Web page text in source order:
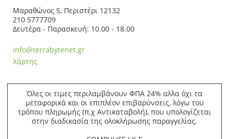
Μαραθώνος 5, Περιστέρι 12132
210 5777709
Δευτέρα - Παρασκευή: 10.00 - 18.00
info@terrabytenet.gr
Χάρτης
Όλες οι τιμες περιλαμβάνουν ΦΠΑ 24% αλλα όχι τα
μεταφορικά και οι επιπλέον επιβαρύνσεις, λόγω του
τρόπου πληρωμής (π.χ Αντικαταβολή), που υπολογίζεται
στην διαδικασία της ολοκλήρωσης παραγγελίας.